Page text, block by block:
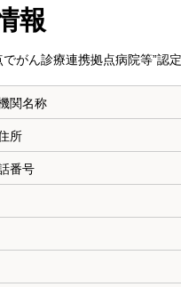
報
がん診療連携拠点病院等”認
関名称
所
番号